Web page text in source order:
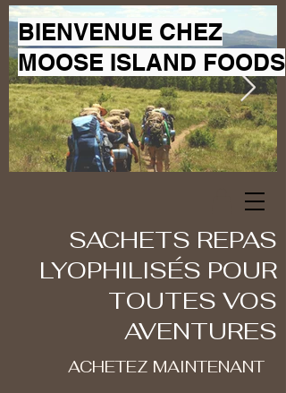
BIENVENUE CHEZ
MOOSE ISLAND FOODS
SACHETS REPAS
LYOPHILISÉS POUR
TOUTES VOS
AVENTURES
ACHETEZ MAINTENANT